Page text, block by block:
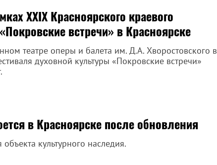
XXIX Красноярского краевого
встречи» в Красноярске
театре оперы и балета им. Д.А. Хворостовского в
духовной культуры «Покровские встречи»
в Красноярске после обновления
культурного наследия.